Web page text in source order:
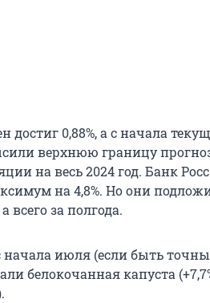
0,88%, а с начала
верхнюю границу
на весь 2024 год. Банк
на 4,8%. Но они
всего за полгода.
июля (если быть
белокочанная капуста